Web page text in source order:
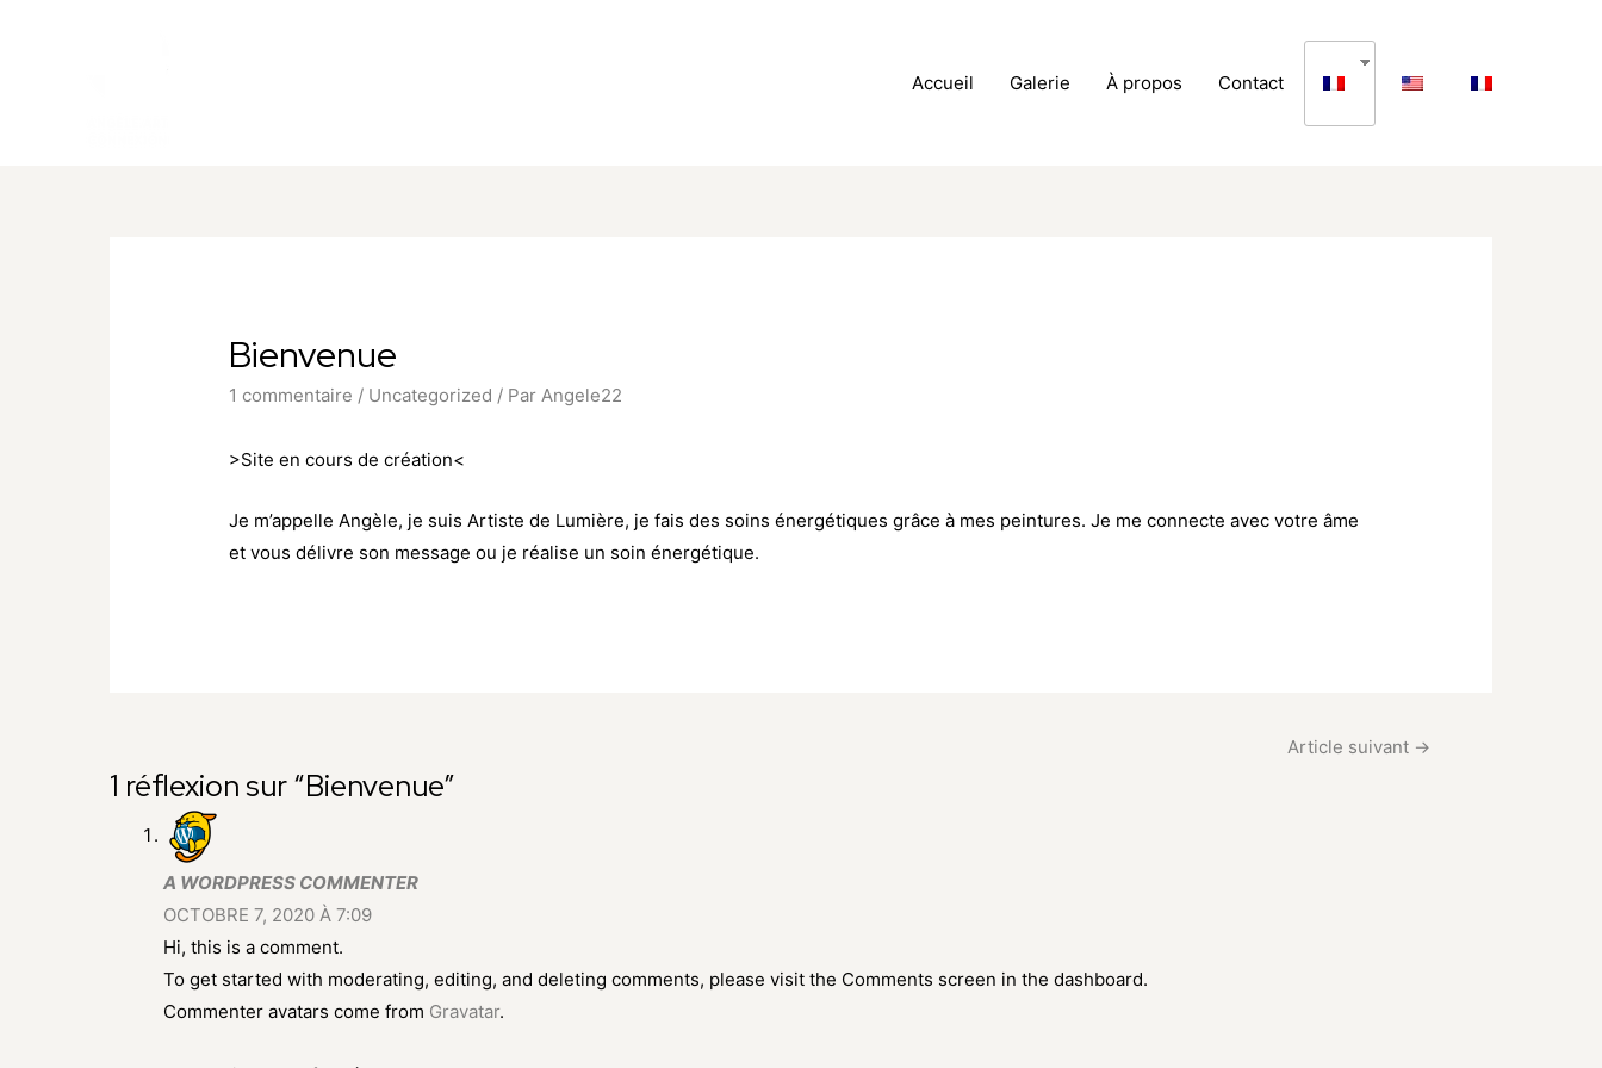
Accueil Galerie À propos Contact
Bienvenue
1 commentaire / Uncategorized / ParAngele22
>Site en cours de création<
Je m’appelle Angèle, je suis Artiste de Lumière, je fais des soins énergétiques grâce à mes peintures. Je me connecte avec votre âme
et vous délivre son message ou je réalise un soin énergétique.
de
l’article
Article suivant →
1 réflexion sur “Bienvenue”
A WORDPRESS COMMENTER
OCTOBRE 7, 2020 À 7:09
Hi, this is a comment.
To get started with moderating, editing, and deleting comments, please visit the Comments screen in the dashboard.
Commenter avatars come from Gravatar.